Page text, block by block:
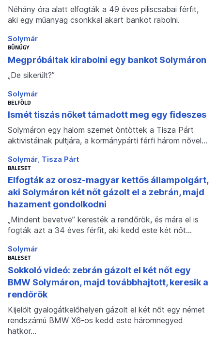
Néhány óra alatt elfogták a 49 éves piliscsabai férfit,
aki egy műanyag csonkkal akart bankot rabolni.
Solymár
BŰNÜGY
Megpróbáltak kirabolni egy bankot Solymáron
„De sikerült?”
Solymár
BELFÖLD
Ismét tiszás nőket támadott meg egy fideszes
Solymáron egy halom szemet öntöttek a Tisza Párt
aktivistáinak pultjára, a kormánypárti férfi három nővel…
Solymár Tisza Párt
BALESET
Elfogták az orosz-magyar kettős állampolgárt,
aki Solymáron két nőt gázolt el a zebrán, majd
hazament gondolkodni
„Mindent bevetve” keresték a rendőrök, és mára el is
fogták azt a 34 éves férfit, aki kedd este két nőt…
Solymár
BALESET
Sokkoló videó: zebrán gázolt el két nőt egy
BMW Solymáron, majd továbbhajtott, keresik a
rendőrök
Kijelölt gyalogátkelőhelyen gázolt el két nőt egy német
rendszámú BMW X6-os kedd este háromnegyed
hatkor…